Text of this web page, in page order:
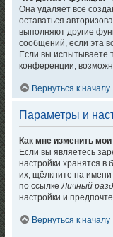
Она удаляет все
оставаться
выполняют другие
сообщений, если эта
Если вы испытываете
конференции,
Вернуться к началу
Параметры и
Как мне изменить
Если вы являетесь
настройки хранятся
их, щёлкните на
по ссылкеЛичный
настройки и
Вернуться к началу